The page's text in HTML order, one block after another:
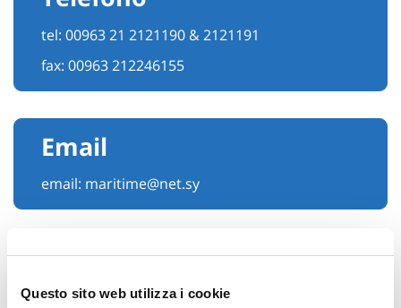
Questo sito web utilizza i cookie
tel: 00963 21 2121190 & 2121191
fax: 00963 212246155
Email
email: maritime@net.sy